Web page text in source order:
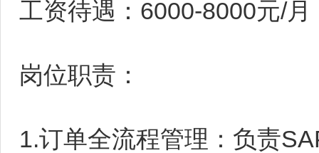
工资待遇：6000-8000元/月
岗位职责：
1.订单全流程管理：负责